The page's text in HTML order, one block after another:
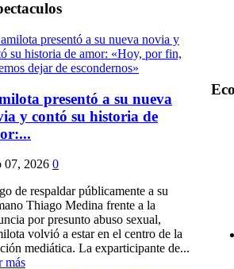
presentó a su nueva
y contó su historia de
07, 2026 0
de respaldar públicamente a su
Thiago Medina frente a la
por presunto abuso sexual,
volvió a estar en el centro de la
mediática. La exparticipante de...
más